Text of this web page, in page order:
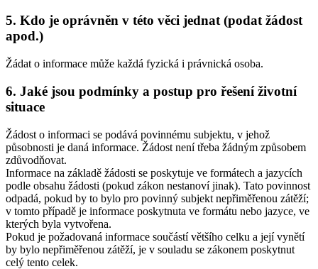
5. Kdo je oprávněn v této věci jednat (podat žádost
apod.)
Žádat o informace může každá fyzická i právnická osoba.
6. Jaké jsou podmínky a postup pro řešení životní
situace
Žádost o informaci se podává povinnému subjektu, v jehož
působnosti je daná informace. Žádost není třeba žádným způsobem
zdůvodňovat.
Informace na základě žádosti se poskytuje ve formátech a jazycích
podle obsahu žádosti (pokud zákon nestanoví jinak). Tato povinnost
odpadá, pokud by to bylo pro povinný subjekt nepřiměřenou zátěží;
v tomto případě je informace poskytnuta ve formátu nebo jazyce, ve
kterých byla vytvořena.
Pokud je požadovaná informace součástí většího celku a její vynětí
by bylo nepřiměřenou zátěží, je v souladu se zákonem poskytnut
celý tento celek.